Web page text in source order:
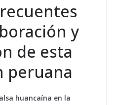
y
de esta
peruana
huancaína en la